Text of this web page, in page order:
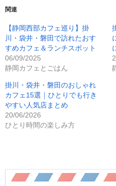
関連
【静岡西部カフェ巡り】掛
川・袋井・磐田で訪れたおす
すめカフェ＆ランチスポット
06/09/2025
静岡カフェとごはん
掛川・袋井・磐田のおしゃれ
カフェ15選｜ひとりでも行き
やすい人気店まとめ
20/06/2026
ひとり時間の楽しみ方